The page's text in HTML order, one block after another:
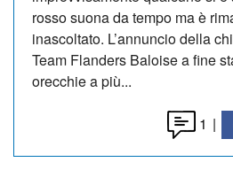
rosso suona da tempo ma è
inascoltato. L’annuncio della
Team Flanders Baloise a fine
orecchie a più...
1 |